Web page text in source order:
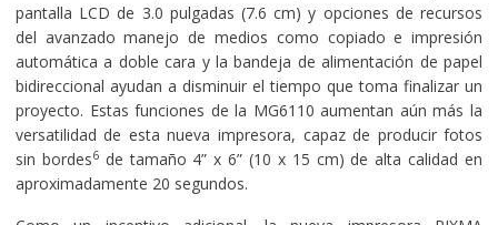
pantalla LCD de 3.0 pulgadas (7.6 cm) y opciones de recursos
del avanzado manejo de medios como copiado e impresión
automática a doble cara y la bandeja de alimentación de papel
bidireccional ayudan a disminuir el tiempo que toma finalizar un
proyecto. Estas funciones de la MG6110 aumentan aún más la
versatilidad de esta nueva impresora, capaz de producir fotos
sin bordes6de tamaño 4” x 6” (10 x 15 cm) de alta calidad en
aproximadamente 20 segundos.